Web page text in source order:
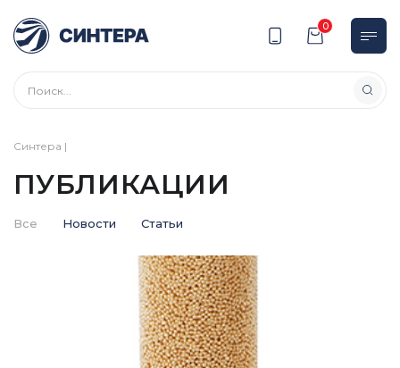
0
Синтера |
ПУБЛИКАЦИИ
Все Новости Статьи